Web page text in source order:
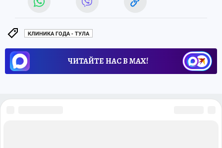
КЛИНИКА ГОДА - ТУЛА
ЧИТАЙТЕ НАС В МАХ!